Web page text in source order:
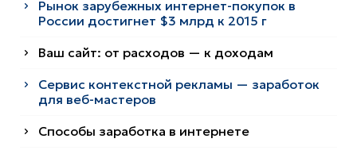
Рынок зарубежных интернет-покупок в
России достигнет $3 млрд к 2015 г
Ваш сайт: от расходов — к доходам
Сервис контекстной рекламы — заработок
для веб-мастеров
Способы заработка в интернете